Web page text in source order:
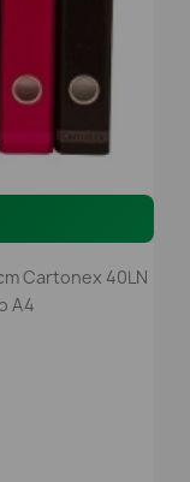
Cartonex 40LN
A4